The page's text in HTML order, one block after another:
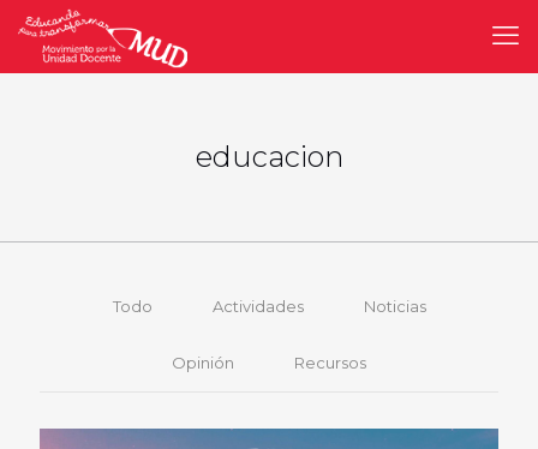
educacion
Todo Actividades Noticias
Opinión Recursos